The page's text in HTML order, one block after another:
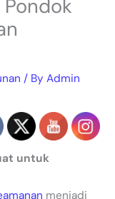
/ By Admin
untuk
menjadi